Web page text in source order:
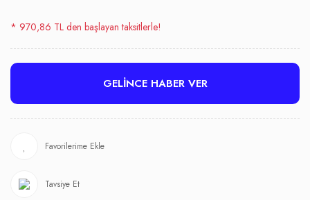
* 970,86 TL den başlayan taksitlerle!
GELİNCE HABER VER
Tavsiye Et